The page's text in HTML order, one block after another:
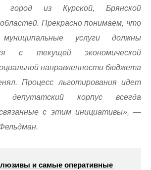
город из Курской, Брянской
Прекрасно понимаем, что
услуги должны
с текущей экономической
направленности бюджета
Процесс льготирования идет
корпус всегда
с этим инициативы», —
и самые оперативные